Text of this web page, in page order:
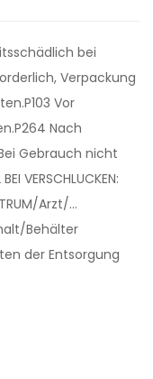
bei
Verpackung
Vor
Nach
Gebrauch nicht
VERSCHLUCKEN:
Arzt/…
Behälter
der Entsorgung